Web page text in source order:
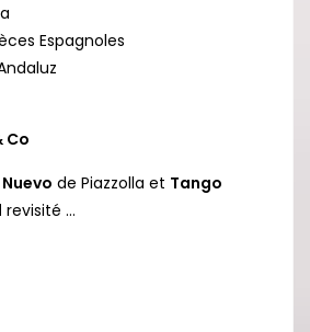
Espagnoles
Co
de Piazzolla et Tango
revisité …